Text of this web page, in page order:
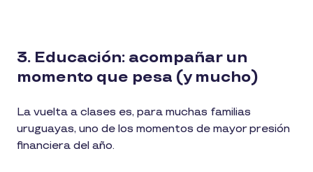
3. Educación: acompañar un
momento que pesa (y mucho)
La vuelta a clases es, para muchas familias
uruguayas, uno de los momentos de mayor presión
financiera del año.